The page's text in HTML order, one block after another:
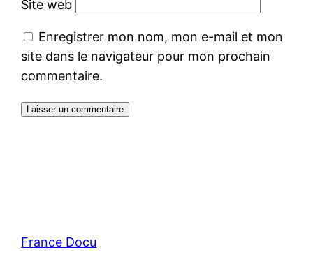
Site web
Enregistrer mon nom, mon e-mail et mon
site dans le navigateur pour mon prochain
commentaire.
France Docu